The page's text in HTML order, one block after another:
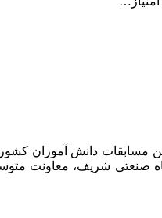
مسابقات دانش آموزان
صنعتی شریف، معاونت